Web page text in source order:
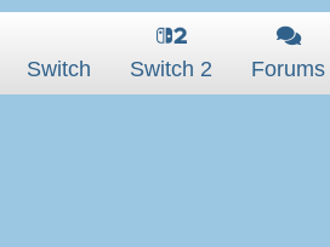
Switch Switch 2 Forums